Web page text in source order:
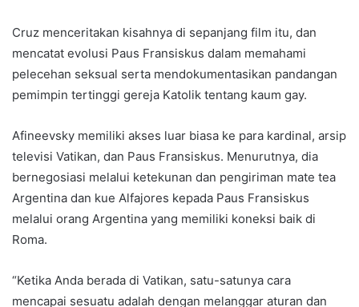
Cruz menceritakan kisahnya di sepanjang film itu, dan
mencatat evolusi Paus Fransiskus dalam memahami
pelecehan seksual serta mendokumentasikan pandangan
pemimpin tertinggi gereja Katolik tentang kaum gay.
Afineevsky memiliki akses luar biasa ke para kardinal, arsip
televisi Vatikan, dan Paus Fransiskus. Menurutnya, dia
bernegosiasi melalui ketekunan dan pengiriman mate tea
Argentina dan kue Alfajores kepada Paus Fransiskus
melalui orang Argentina yang memiliki koneksi baik di
Roma.
“Ketika Anda berada di Vatikan, satu-satunya cara
mencapai sesuatu adalah dengan melanggar aturan dan